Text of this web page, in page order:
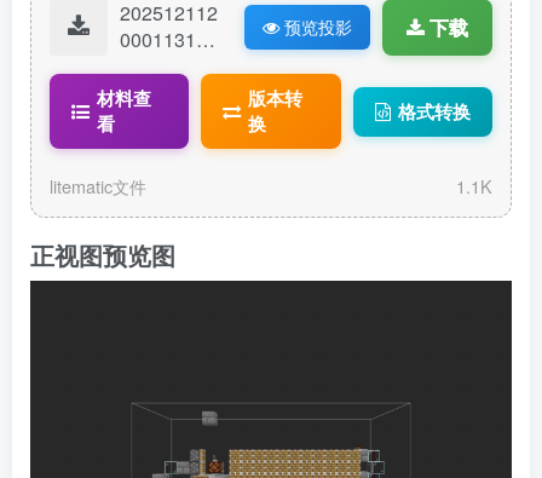
202512112
00011318-
atic
预览投影 下载
材料查
看
版本转
换
格式转换
litematic文件 1.1K
正视图预览图